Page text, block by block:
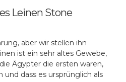
Leinen Stone
aber wir stellen ihn
ist ein sehr altes Gewebe,
Ägypter die ersten waren,
und dass es ursprünglich als